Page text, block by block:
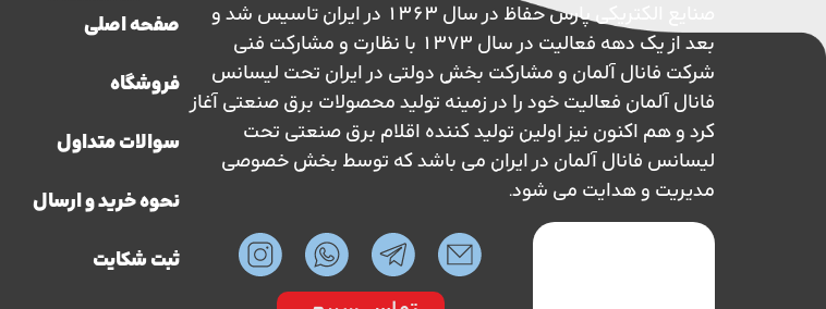
صنایع الکتریکی پارس حفاظ در سال 1363 در ایران تاسیس شد و
بعد از یک دهه فعالیت در سال 1373 با نظارت و مشارکت فنی
شرکت فانال آلمان و مشارکت بخش دولتی در ایران تحت لیسانس
فانال آلمان فعالیت خود را در زمینه تولید محصولات برق صنعتی آغاز
کرد و هم اکنون نیز اولین تولید کننده اقلام برق صنعتی تحت
لیسانس فانال آلمان در ایران می باشد که توسط بخش خصوصی
مدیریت و هدایت می شود.
صفحه اصلی
فروشگاه
سوالات متداول
نحوه خرید و ارسال
ثبت شکایت